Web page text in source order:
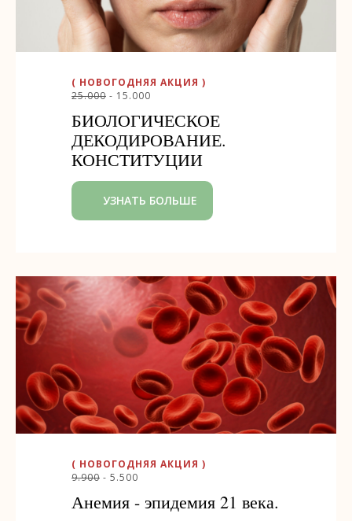
( НОВОГОДНЯЯ АКЦИЯ )
25.000 - 15.000
БИОЛОГИЧЕСКОЕ
ДЕКОДИРОВАНИЕ.
КОНСТИТУЦИИ
УЗНАТЬ БОЛЬШЕ
( НОВОГОДНЯЯ АКЦИЯ )
9.900 - 5.500
Анемия - эпидемия 21 века.